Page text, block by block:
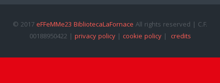
© 2017 eFFeMMe23 BibliotecaLaFornace All rights reserved | C.F.
00188950422 | privacy policy| cookie policy| credits